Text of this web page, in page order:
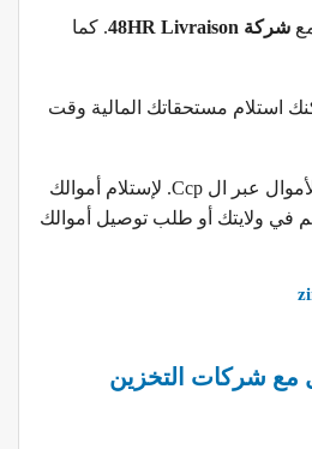
شركة 48HR Livraison
. كما
استلام مستحقاتك المالية وقت
فقط لا يدعمون إرسال الأموال عبر ال Ccp. لإستلام أموالك
في ولايتك أو طلب توصيل أموالك
مع شركات التخزين